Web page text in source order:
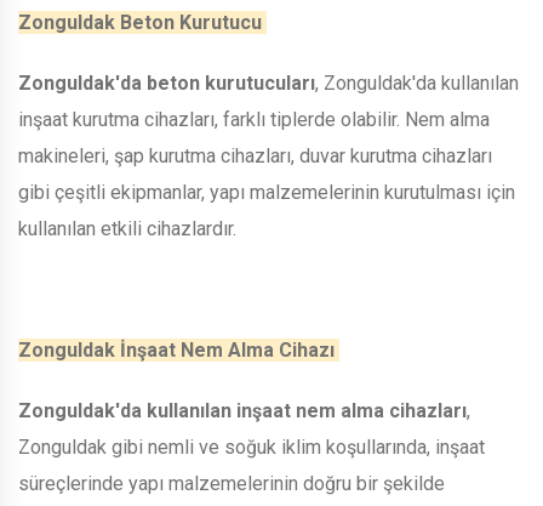
Zonguldak Beton Kurutucu
Zonguldak'da beton kurutucuları, Zonguldak'da kullanılan
inşaat kurutma cihazları, farklı tiplerde olabilir. Nem alma
makineleri, şap kurutma cihazları, duvar kurutma cihazları
gibi çeşitli ekipmanlar, yapı malzemelerinin kurutulması için
kullanılan etkili cihazlardır.
Zonguldak İnşaat Nem Alma Cihazı
Zonguldak'da kullanılan inşaat nem alma cihazları,
Zonguldak gibi nemli ve soğuk iklim koşullarında, inşaat
süreçlerinde yapı malzemelerinin doğru bir şekilde